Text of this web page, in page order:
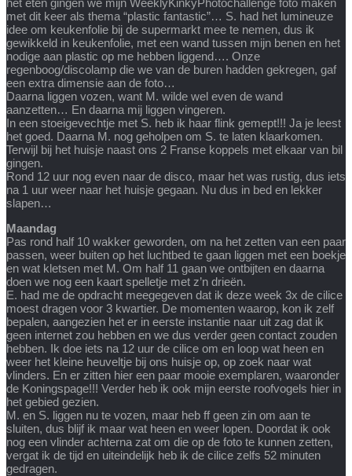
met dit keer als thema “plastic fantastic”… S. had het lumineuze
idee om keukenfolie bij de supermarkt mee te nemen, dus ik
gewikkeld in keukenfolie, met een wand tussen mijn benen en het
nodige aan plastic op me hebben liggend…. Onze
regenboog/discolamp die we van de buren hadden gekregen, gaf
een extra dimensie aan de foto…
Daarna liggen vozen, want M. wilde wel even de wand
aanzetten… En daarna mij liggen vingeren.
In een stoeigevechtje met S. heb ik haar flink gemept!!! Ja je leest
het goed. Daarna M. nog geholpen om S. te laten klaarkomen.
Terwijl bij het huisje naast ons 2 Franse koppels met elkaar van bil
gingen.
Rond 12 uur nog even naar de disco, maar het was rustig, dus iets
na 1 uur weer naar het huisje gegaan. Nu dus in bed en lekker
slapen…
Maandag
Pas rond half 10 wakker geworden, om na het zetten van een paar
passen, weer buiten op het luchtbed te gaan liggen met een boekje
en wat kletsen met M. Om half 11 gaan we ontbijten en daarna
doen we nog een kaart spelletje met z’n drieën.
E. had me de opdracht meegegeven dat ik deze week 3x de cilice
moest dragen voor 3 kwartier. De momenten waarop, kon ik zelf
bepalen, aangezien het er in eerste instantie naar uit zag dat ik
geen internet zou hebben en we dus verder geen contact zouden
hebben. Ik doe iets na 12 uur de cilice om en loop wat heen en
weer het kleine heuveltje bij ons huisje op, op zoek naar wat
vlinders. En er zitten hier een paar mooie exemplaren, waaronder
de Koningspage!!! Verder heb ik ook mijn eerste roofvogels hier in
het gebied gezien.
M. en S. liggen nu te vozen, maar heb ff geen zin om aan te
sluiten, dus blijf ik maar wat heen en weer lopen. Doordat ik ook
nog een vlinder achterna zat om die op de foto te kunnen zetten,
vergat ik de tijd en uiteindelijk heb ik de cilice zelfs 52 minuten
gedragen.